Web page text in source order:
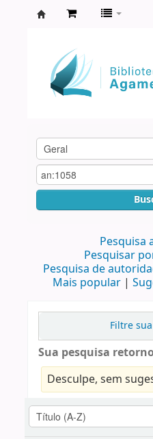
Agamenon
Magalhães
Pesquisa
Pesquisar
Pesquisa de
Mais popular
Filtre
Sua pesquisa
Desculpe, sem